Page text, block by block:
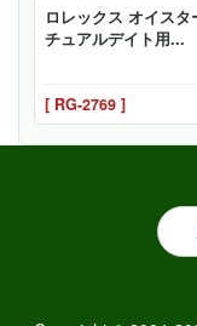
ロレックス オイスタ
チュアルデイト用...
[ RG-2769 ]